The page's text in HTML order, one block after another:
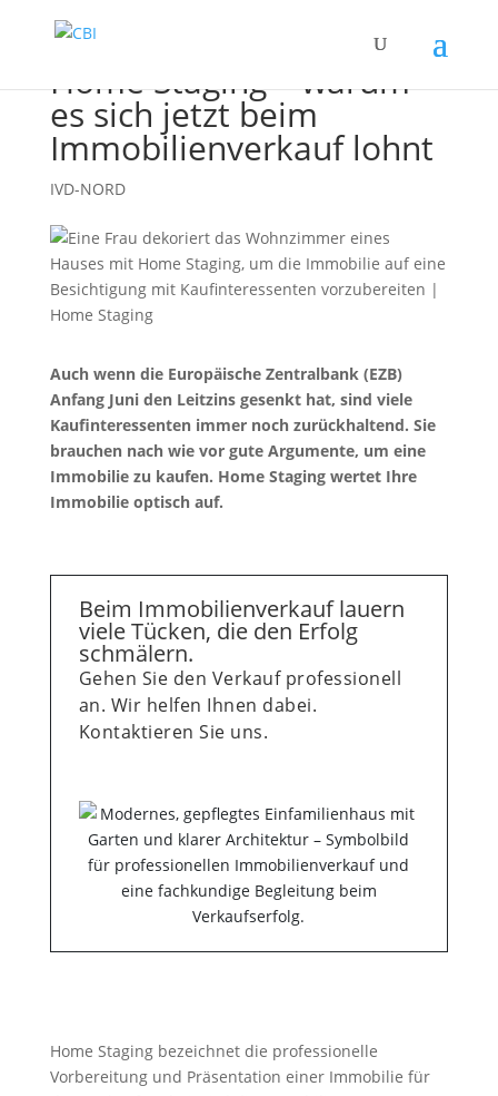
Home Staging – warum
es sich jetzt beim
Immobilienverkauf lohnt
IVD-NORD
Auch wenn die Europäische Zentralbank (EZB)
Anfang Juni den Leitzins gesenkt hat, sind viele
Kaufinteressenten immer noch zurückhaltend. Sie
brauchen nach wie vor gute Argumente, um eine
Immobilie zu kaufen. Home Staging wertet Ihre
Immobilie optisch auf.
Beim Immobilienverkauf lauern
viele Tücken, die den Erfolg
schmälern.
Gehen Sie den Verkauf professionell
an. Wir helfen Ihnen dabei.
Kontaktieren Sie uns.
Home Staging bezeichnet die professionelle
Vorbereitung und Präsentation einer Immobilie für